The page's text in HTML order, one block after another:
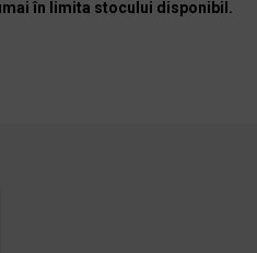
în limita stocului disponibil.